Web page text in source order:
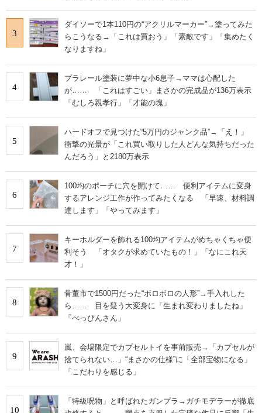
3
ダイソーで1本110円の“アクリルマーカー”→塗ってみた
らこうなる→「これは買おう」「素敵です」「集めたく
なりますね」
4
プラレール塗装に夢中な小6息子→ママは心配した
が…… 「これはすごい」まさかの完成品が136万表示
「むしろ親孝行」「才能の塊」
5
ハードオフで見つけた“5万円のジャンク品”→「え！」
衝撃の光景が「これ買い取りした人どんな気持ちだった
んだろう」と2180万表示
6
100均のポーチに穴を開けて…… 便利アイテムに変身
するアレンジ工作が作ってみたくなる 「早速、材料調
達します」「やってみます」
7
キーホルダーを飾れる100均アイテムがめちゃくちゃ便
利そう 「オタクが求めていたもの！」「なにこれ天
才！」
8
骨董市で1500円だった“ボロボロの人形”→手入れした
ら…… 目を疑う大変身に「生まれ変わりましたね」
「べっぴんさん」
9
嵐、会場限定でカプセルトイを事前販売→「カプセルが
捨てられない…」“まさかの仕様”に「全部宝物になる」
「こだわりを感じる」
10
「特級呪物」と呼ばれたガンプラ→ガチモデラーが徹底